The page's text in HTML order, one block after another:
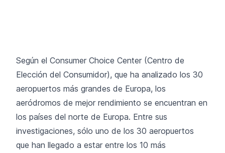
Según el Consumer Choice Center (Centro de
Elección del Consumidor), que ha analizado los 30
aeropuertos más grandes de Europa, los
aeródromos de mejor rendimiento se encuentran en
los países del norte de Europa. Entre sus
investigaciones, sólo uno de los 30 aeropuertos
que han llegado a estar entre los 10 más